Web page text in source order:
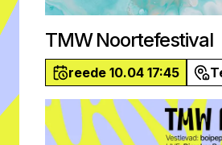
TMW Noortefestival
reede 10.04 17:45